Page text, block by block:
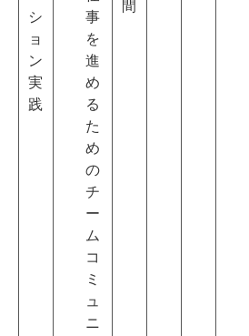
シ
ョ
ン
実
践
事
を
進
め
る
た
め
の
チ
ー
ム
コ
ミ
ュ
ニ
間